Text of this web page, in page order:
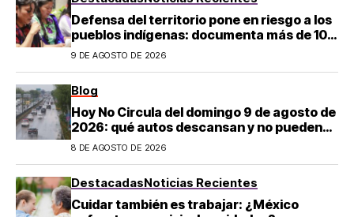
Defensa del territorio pone en riesgo a los
pueblos indígenas: documenta más de 100
desapariciones
9 DE AGOSTO DE 2026
Blog
Hoy No Circula del domingo 9 de agosto de
2026: qué autos descansan y no pueden
salir en CDMX y el Estado de México; estos
8 DE AGOSTO DE 2026
DestacadasNoticias Recientes
Cuidar también es trabajar: ¿México